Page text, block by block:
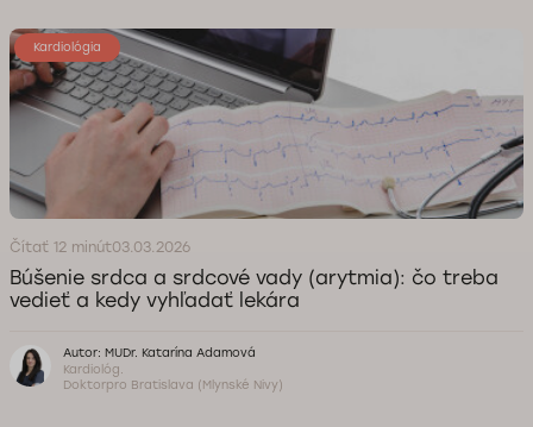
Kardiológia
Čítať 12 minút03.03.2026
Búšenie srdca a srdcové vady (arytmia): čo treba
vedieť a kedy vyhľadať lekára
Autor: MUDr. Katarína Adamová
Kardiológ.
Doktorpro Bratislava (Mlynské Nivy)